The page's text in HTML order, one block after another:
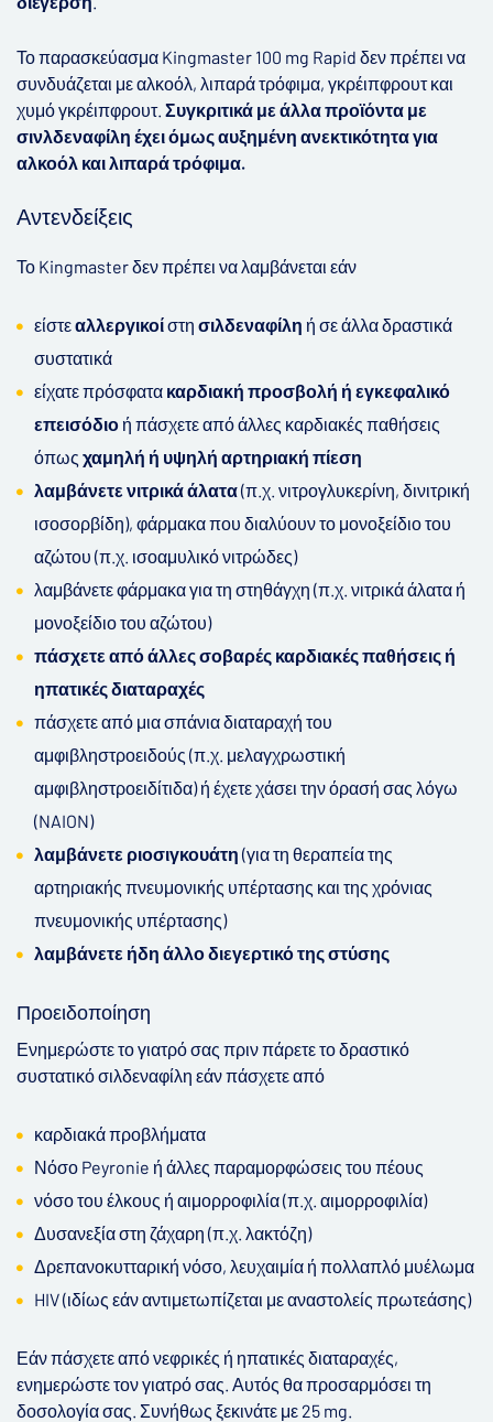
Τοπαρασκεύασμα Kingmaster 100 mg Rapid δενπρέπει να
συνδυάζεται μεαλκοόλ, λιπαράτρόφιμα, γκρέιπφρουτ και
χυμόγκρέιπφρουτ. Συγκριτικά μεάλλαπροϊόντα με
σινλδεναφίλη έχειόμωςαυξημένη ανεκτικότηταγια
αλκοόλ καιλιπαράτρόφιμα.
Αντενδείξεις
Το Kingmaster δεν πρέπει να λαμβάνεται εάν
είστεαλλεργικοίστη σιλδεναφίλη ή σε άλλα δραστικά
συστατικά
είχατε πρόσφατα καρδιακή προσβολή ή εγκεφαλικό
επεισόδιο ή πάσχετε από άλλες καρδιακές παθήσεις
όπως χαμηλή ή υψηλή αρτηριακή πίεση
λαμβάνετε νιτρικά άλατα(π.χ. νιτρογλυκερίνη, δινιτρική
ισοσορβίδη), φάρμακα που διαλύουν το μονοξείδιο του
αζώτου (π.χ. ισοαμυλικό νιτρώδες)
λαμβάνετε φάρμακα για τη στηθάγχη (π.χ. νιτρικά άλατα ή
μονοξείδιο του αζώτου)
πάσχετε από άλλες σοβαρές καρδιακές παθήσεις ή
ηπατικές διαταραχές
πάσχετε από μια σπάνια διαταραχή του
αμφιβληστροειδούς (π.χ. μελαγχρωστική
αμφιβληστροειδίτιδα) ή έχετε χάσει την όρασή σας λόγω
(NAION)
λαμβάνετε ριοσιγκουάτη (για τη θεραπεία της
αρτηριακής πνευμονικής υπέρτασης και της χρόνιας
πνευμονικής υπέρτασης)
λαμβάνετε ήδη άλλο διεγερτικό της στύσης
Προειδοποίηση
Ενημερώστε το γιατρό σας πριν πάρετε το δραστικό
συστατικό σιλδεναφίλη εάν πάσχετε από
καρδιακά προβλήματα
Νόσο Peyronie ή άλλες παραμορφώσεις του πέους
νόσο του έλκους ή αιμορροφιλία (π.χ. αιμορροφιλία)
Δυσανεξία στη ζάχαρη (π.χ. λακτόζη)
Δρεπανοκυτταρική νόσο, λευχαιμία ή πολλαπλό μυέλωμα
HIV (ιδίως εάν αντιμετωπίζεται με αναστολείς πρωτεάσης)
Εάν πάσχετε από νεφρικές ή ηπατικές διαταραχές,
ενημερώστε τον γιατρό σας. Αυτός θα προσαρμόσει τη
δοσολογία σας. Συνήθως ξεκινάτε με 25 mg.